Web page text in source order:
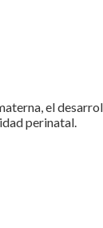
el
perinatal.